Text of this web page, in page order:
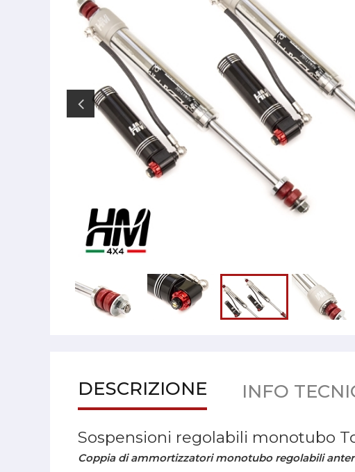
DESCRIZIONE INFO
Sospensioni regolabili monotubo
Coppia di ammortizzatori monotubo regolabili